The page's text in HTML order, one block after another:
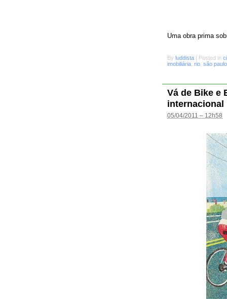
Uma obra prima
By luddista | Posted in
imobiliária rio são paulo
Vá de Bike e
internacional
05/04/2011 – 12h58